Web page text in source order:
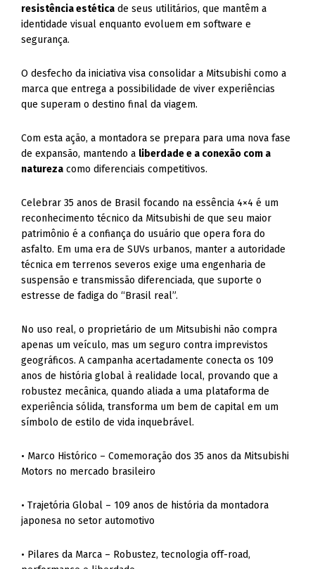
resistência estética de seus utilitários, que mantêm a
identidade visual enquanto evoluem em software e
segurança.
O desfecho da iniciativa visa consolidar a Mitsubishi como a
marca que entrega a possibilidade de viver experiências
que superam o destino final da viagem.
Com esta ação, a montadora se prepara para uma nova fase
de expansão, mantendo a liberdade e a conexão com a
natureza como diferenciais competitivos.
Celebrar 35 anos de Brasil focando na essência 4×4 é um
reconhecimento técnico da Mitsubishi de que seu maior
patrimônio é a confiança do usuário que opera fora do
asfalto. Em uma era de SUVs urbanos, manter a autoridade
técnica em terrenos severos exige uma engenharia de
suspensão e transmissão diferenciada, que suporte o
estresse de fadiga do “Brasil real”.
No uso real, o proprietário de um Mitsubishi não compra
apenas um veículo, mas um seguro contra imprevistos
geográficos. A campanha acertadamente conecta os 109
anos de história global à realidade local, provando que a
robustez mecânica, quando aliada a uma plataforma de
experiência sólida, transforma um bem de capital em um
símbolo de estilo de vida inquebrável.
• Marco Histórico – Comemoração dos 35 anos da Mitsubishi
Motors no mercado brasileiro
• Trajetória Global – 109 anos de história da montadora
japonesa no setor automotivo
• Pilares da Marca – Robustez, tecnologia off-road,